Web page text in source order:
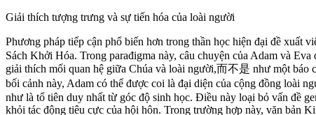
Giải thích tượng trưng và sự tiến hóa của loài người
Phương pháp tiếp cận phổ biến hơn trong thần học hiện đại đề xuất
Sách Khởi Hóa. Trong parađigma này, câu chuyện của Adam và
giải thích mối quan hệ giữa Chúa và loài người,而不是 như một báo
bối cảnh này, Adam có thể được coi là đại diện của cộng đồng loài
như là tổ tiên duy nhất từ góc độ sinh học. Điều này loại bỏ vấn đề
khỏi tác động tiêu cực của hội hôn. Trong trường hợp này, văn bản